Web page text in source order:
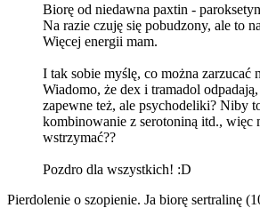
Biorę od niedawna paxtin -
Na razie czuję się pobudzony, ale to
Więcej energii mam.
I tak sobie myślę, co można zarzucać
Wiadomo, że dex i tramadol
zapewne też, ale psychodeliki? Niby
kombinowanie z serotoniną itd., więc
wstrzymać??
Pozdro dla wszystkich! :D
Pierdolenie o szopienie. Ja biorę sertralinę